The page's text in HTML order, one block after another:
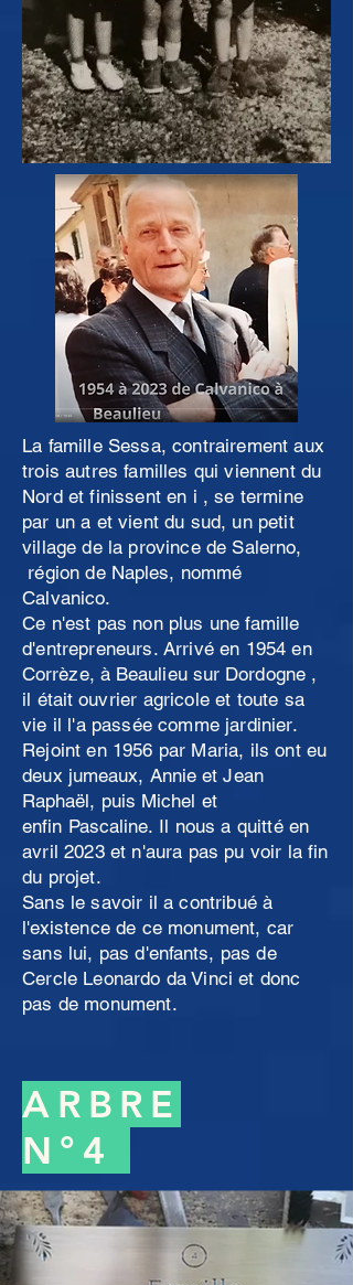
La famille Sessa, contrairement aux
trois autres familles qui viennent du
Nord et finissent en i , se termine
par un a et vient du sud, un petit
village de la province de Salerno,
région de Naples, nommé
Calvanico.
Ce n'est pas non plus une famille
d'entrepreneurs. Arrivé en 1954 en
Corrèze, à Beaulieu sur Dordogne,
il étaitouvrier agricole et toute sa
vie il l'a passée comme jardinier.
Rejoint en 1956 par Maria, ils ont eu
deux jumeaux, Annie et Jean
Raphaël, puis Michel et
enfin Pascaline. Il nous a quitté en
avril 2023 et n'aura pas pu voir la fin
du projet.
Sans le savoir il a contribué à
l'existence de ce monument, car
sans lui, pas d'enfants, pas de
Cercle Leonardo da Vinci et donc
pas de monument.
ARBRE
N°4